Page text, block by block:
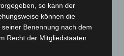
so kann der
können die
Benennung nach dem
Recht der Mitgliedstaaten